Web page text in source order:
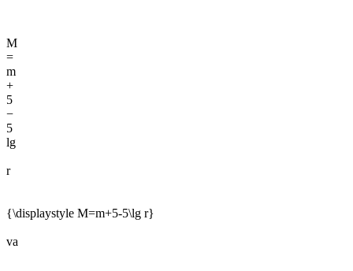
M
=
m
+
5
−
5
lg
r
{\displaystyle M=m+5-5\lg r}
va